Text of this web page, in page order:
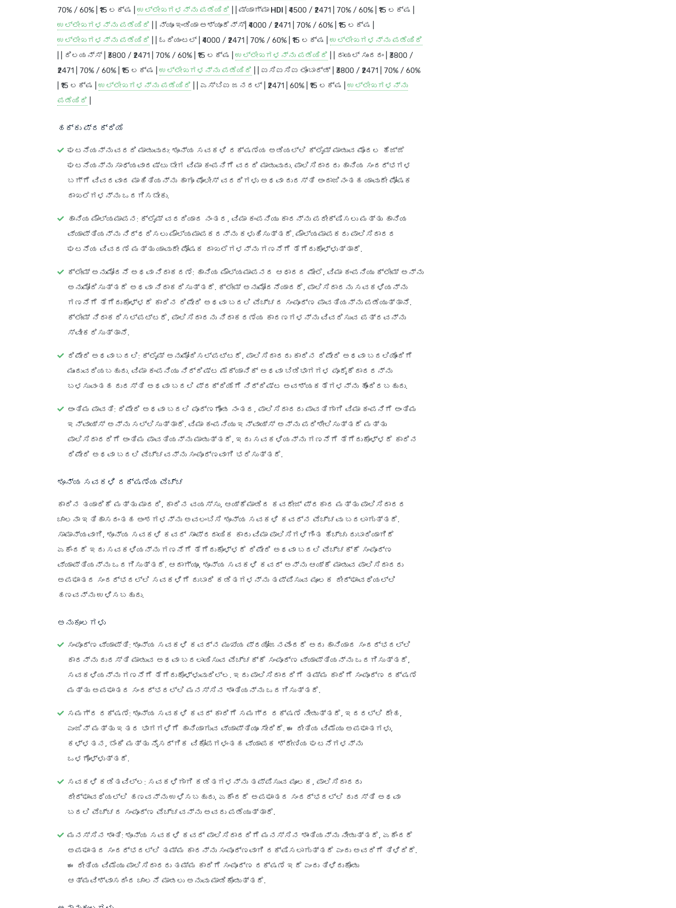
70% / 60% | ₹15 ಲಕ್ಷ | ಉಲ್ಲೇಖಗಳನ್ನು ಪಡೆಯಿರಿ ಮ್ಯಾಗ್ಮಾ HDI | ₹4500 / ₹2471 | 70% / 60% | ₹15 ಲಕ್ಷ |
ಉಲ್ಲೇಖಗಳನ್ನು ಪಡೆಯಿರಿ
ನ್ಯೂ ಇಂಡಿಯಾ ಅಶ್ಯೂರೆನ್ಸ್ | ₹4000 / ₹2471 | 70% / 60% | ₹15 ಲಕ್ಷ |
ಉಲ್ಲೇಖಗಳನ್ನು ಪಡೆಯಿರಿ
ಓರಿಯಂಟಲ್ | ₹4000 / ₹2471 | 70% / 60% | ₹15 ಲಕ್ಷ | ಉಲ್ಲೇಖಗಳನ್ನು ಪಡೆಯಿರಿ
ರಿಲಯನ್ಸ್ | ₹3800 / ₹2471 | 70% / 60% | ₹15 ಲಕ್ಷ | ಉಲ್ಲೇಖಗಳನ್ನು ಪಡೆಯಿರಿ ರಾಯಲ್ ಸುಂದರಂ | ₹3800 /
₹2471 | 70% / 60% | ₹15 ಲಕ್ಷ | ಉಲ್ಲೇಖಗಳನ್ನು ಪಡೆಯಿರಿ ಐಸಿಐಸಿಐ ಲೊಂಬಾರ್ಡ್ | ₹3800 / ₹2471 | 70% / 60%
| ₹15 ಲಕ್ಷ | ಉಲ್ಲೇಖಗಳನ್ನು ಪಡೆಯಿರಿ ಎಸ್‌ಬಿಐ ಜನರಲ್ | ₹2471 | 60% | ₹15 ಲಕ್ಷ | ಉಲ್ಲೇಖಗಳನ್ನು
ಪಡೆಯಿರಿ
ಹಕ್ಕು ಪ್ರಕ್ರಿಯೆ
ಘಟನೆಯನ್ನು ವರದಿ ಮಾಡುವುದು: ಶೂನ್ಯ ಸವಕಳಿ ರಕ್ಷಣೆಯ ಅಡಿಯಲ್ಲಿ ಕ್ಲೈಮ್ ಮಾಡುವ ಮೊದಲ ಹೆಜ್ಜೆ
ಘಟನೆಯನ್ನು ಸಾಧ್ಯವಾದಷ್ಟು ಬೇಗ ವಿಮಾ ಕಂಪನಿಗೆ ವರದಿ ಮಾಡುವುದು. ಪಾಲಿಸಿದಾರರು ಹಾನಿಯ ಸಂದರ್ಭಗಳ
ಬಗ್ಗೆ ವಿವರವಾದ ಮಾಹಿತಿಯನ್ನು ಹಾಗೂ ಪೊಲೀಸ್ ವರದಿಗಳು ಅಥವಾ ದುರಸ್ತಿ ಅಂದಾಜಿನಂತಹ ಯಾವುದೇ ಪೋಷಕ
ದಾಖಲೆಗಳನ್ನು ಒದಗಿಸಬೇಕು.
ಹಾನಿಯ ಮೌಲ್ಯಮಾಪನ: ಕ್ಲೈಮ್ ವರದಿಯಾದ ನಂತರ, ವಿಮಾ ಕಂಪನಿಯು ಕಾರನ್ನು ಪರೀಕ್ಷಿಸಲು ಮತ್ತು ಹಾನಿಯ
ವ್ಯಾಪ್ತಿಯನ್ನು ನಿರ್ಧರಿಸಲು ಮೌಲ್ಯಮಾಪಕರನ್ನು ಕಳುಹಿಸುತ್ತದೆ. ಮೌಲ್ಯಮಾಪಕರು ಪಾಲಿಸಿದಾರರ
ಘಟನೆಯ ವಿವರಣೆ ಮತ್ತು ಯಾವುದೇ ಪೋಷಕ ದಾಖಲೆಗಳನ್ನು ಗಣನೆಗೆ ತೆಗೆದುಕೊಳ್ಳುತ್ತಾರೆ.
ಕ್ಲೇಮ್ ಅನುಮೋದನೆ ಅಥವಾ ನಿರಾಕರಣೆ: ಹಾನಿಯ ಮೌಲ್ಯಮಾಪನದ ಆಧಾರದ ಮೇಲೆ, ವಿಮಾ ಕಂಪನಿಯು ಕ್ಲೇಮ್ ಅನ್ನು
ಅನುಮೋದಿಸುತ್ತದೆ ಅಥವಾ ನಿರಾಕರಿಸುತ್ತದೆ. ಕ್ಲೇಮ್ ಅನುಮೋದನೆಯಾದರೆ, ಪಾಲಿಸಿದಾರನು ಸವಕಳಿಯನ್ನು
ಗಣನೆಗೆ ತೆಗೆದುಕೊಳ್ಳದೆ ಕಾರಿನ ರಿಪೇರಿ ಅಥವಾ ಬದಲಿ ವೆಚ್ಚದ ಸಂಪೂರ್ಣ ಪಾವತಿಯನ್ನು ಪಡೆಯುತ್ತಾನೆ.
ಕ್ಲೇಮ್ ನಿರಾಕರಿಸಲ್ಪಟ್ಟರೆ, ಪಾಲಿಸಿದಾರನು ನಿರಾಕರಣೆಯ ಕಾರಣಗಳನ್ನು ವಿವರಿಸುವ ಪತ್ರವನ್ನು
ಸ್ವೀಕರಿಸುತ್ತಾನೆ.
ರಿಪೇರಿ ಅಥವಾ ಬದಲಿ: ಕ್ಲೈಮ್ ಅನುಮೋದಿಸಲ್ಪಟ್ಟರೆ, ಪಾಲಿಸಿದಾರರು ಕಾರಿನ ರಿಪೇರಿ ಅಥವಾ ಬದಲಿಯೊಂದಿಗೆ
ಮುಂದುವರಿಯಬಹುದು. ವಿಮಾ ಕಂಪನಿಯು ನಿರ್ದಿಷ್ಟ ಮೆಕ್ಯಾನಿಕ್ ಅಥವಾ ಬಿಡಿಭಾಗಗಳ ಪೂರೈಕೆದಾರರನ್ನು
ಬಳಸುವಂತಹ ದುರಸ್ತಿ ಅಥವಾ ಬದಲಿ ಪ್ರಕ್ರಿಯೆಗೆ ನಿರ್ದಿಷ್ಟ ಅವಶ್ಯಕತೆಗಳನ್ನು ಹೊಂದಿರಬಹುದು.
ಅಂತಿಮ ಪಾವತಿ: ರಿಪೇರಿ ಅಥವಾ ಬದಲಿ ಪೂರ್ಣಗೊಂಡ ನಂತರ, ಪಾಲಿಸಿದಾರರು ಪಾವತಿಗಾಗಿ ವಿಮಾ ಕಂಪನಿಗೆ ಅಂತಿಮ
ಇನ್‌ವಾಯ್ಸ್ ಅನ್ನು ಸಲ್ಲಿಸುತ್ತಾರೆ. ವಿಮಾ ಕಂಪನಿಯು ಇನ್‌ವಾಯ್ಸ್ ಅನ್ನು ಪರಿಶೀಲಿಸುತ್ತದೆ ಮತ್ತು
ಪಾಲಿಸಿದಾರರಿಗೆ ಅಂತಿಮ ಪಾವತಿಯನ್ನು ಮಾಡುತ್ತದೆ, ಇದು ಸವಕಳಿಯನ್ನು ಗಣನೆಗೆ ತೆಗೆದುಕೊಳ್ಳದೆ ಕಾರಿನ
ರಿಪೇರಿ ಅಥವಾ ಬದಲಿ ವೆಚ್ಚವನ್ನು ಸಂಪೂರ್ಣವಾಗಿ ಭರಿಸುತ್ತದೆ.
ಶೂನ್ಯ ಸವಕಳಿ ರಕ್ಷಣೆಯ ವೆಚ್ಚ
ಕಾರಿನ ತಯಾರಿಕೆ ಮತ್ತು ಮಾದರಿ, ಕಾರಿನ ವಯಸ್ಸು, ಆಯ್ಕೆಮಾಡಿದ ಕವರೇಜ್ ಪ್ರಕಾರ ಮತ್ತು ಪಾಲಿಸಿದಾರರ
ಚಾಲನಾ ಇತಿಹಾಸದಂತಹ ಅಂಶಗಳನ್ನು ಅವಲಂಬಿಸಿ ಶೂನ್ಯ ಸವಕಳಿ ಕವರ್‌ನ ವೆಚ್ಚವು ಬದಲಾಗುತ್ತದೆ.
ಸಾಮಾನ್ಯವಾಗಿ, ಶೂನ್ಯ ಸವಕಳಿ ಕವರ್ ಸಾಂಪ್ರದಾಯಿಕ ಕಾರು ವಿಮಾ ಪಾಲಿಸಿಗಳಿಗಿಂತ ಹೆಚ್ಚು ದುಬಾರಿಯಾಗಿದೆ
ಏಕೆಂದರೆ ಇದು ಸವಕಳಿಯನ್ನು ಗಣನೆಗೆ ತೆಗೆದುಕೊಳ್ಳದೆ ರಿಪೇರಿ ಅಥವಾ ಬದಲಿ ವೆಚ್ಚಕ್ಕೆ ಸಂಪೂರ್ಣ
ವ್ಯಾಪ್ತಿಯನ್ನು ಒದಗಿಸುತ್ತದೆ. ಆದಾಗ್ಯೂ, ಶೂನ್ಯ ಸವಕಳಿ ಕವರ್ ಅನ್ನು ಆಯ್ಕೆ ಮಾಡುವ ಪಾಲಿಸಿದಾರರು
ಅಪಘಾತದ ಸಂದರ್ಭದಲ್ಲಿ ಸವಕಳಿಗೆ ದುಬಾರಿ ಕಡಿತಗಳನ್ನು ತಪ್ಪಿಸುವ ಮೂಲಕ ದೀರ್ಘಾವಧಿಯಲ್ಲಿ
ಹಣವನ್ನು ಉಳಿಸಬಹುದು.
ಅನುಕೂಲಗಳು
ಸಂಪೂರ್ಣ ವ್ಯಾಪ್ತಿ: ಶೂನ್ಯ ಸವಕಳಿ ಕವರ್‌ನ ಮುಖ್ಯ ಪ್ರಯೋಜನವೆಂದರೆ ಅದು ಹಾನಿಯಾದ ಸಂದರ್ಭದಲ್ಲಿ
ಕಾರನ್ನು ದುರಸ್ತಿ ಮಾಡುವ ಅಥವಾ ಬದಲಾಯಿಸುವ ವೆಚ್ಚಕ್ಕೆ ಸಂಪೂರ್ಣ ವ್ಯಾಪ್ತಿಯನ್ನು ಒದಗಿಸುತ್ತದೆ,
ಸವಕಳಿಯನ್ನು ಗಣನೆಗೆ ತೆಗೆದುಕೊಳ್ಳುವುದಿಲ್ಲ. ಇದು ಪಾಲಿಸಿದಾರರಿಗೆ ತಮ್ಮ ಕಾರಿಗೆ ಸಂಪೂರ್ಣ ರಕ್ಷಣೆ
ಮತ್ತು ಅಪಘಾತದ ಸಂದರ್ಭದಲ್ಲಿ ಮನಸ್ಸಿನ ಶಾಂತಿಯನ್ನು ಒದಗಿಸುತ್ತದೆ.
ಸಮಗ್ರ ರಕ್ಷಣೆ: ಶೂನ್ಯ ಸವಕಳಿ ಕವರ್ ಕಾರಿಗೆ ಸಮಗ್ರ ರಕ್ಷಣೆ ನೀಡುತ್ತದೆ, ಇದರಲ್ಲಿ ದೇಹ,
ಎಂಜಿನ್ ಮತ್ತು ಇತರ ಭಾಗಗಳಿಗೆ ಹಾನಿಯಾಗುವ ವ್ಯಾಪ್ತಿಯೂ ಸೇರಿದೆ. ಈ ರೀತಿಯ ವಿಮೆಯು ಅಪಘಾತಗಳು,
ಕಳ್ಳತನ, ಬೆಂಕಿ ಮತ್ತು ನೈಸರ್ಗಿಕ ವಿಕೋಪಗಳಂತಹ ವ್ಯಾಪಕ ಶ್ರೇಣಿಯ ಘಟನೆಗಳನ್ನು
ಒಳಗೊಳ್ಳುತ್ತದೆ.
ಸವಕಳಿ ಕಡಿತವಿಲ್ಲ : ಸವಕಳಿಗಾಗಿ ಕಡಿತಗಳನ್ನು ತಪ್ಪಿಸುವ ಮೂಲಕ, ಪಾಲಿಸಿದಾರರು
ದೀರ್ಘಾವಧಿಯಲ್ಲಿ ಹಣವನ್ನು ಉಳಿಸಬಹುದು, ಏಕೆಂದರೆ ಅಪಘಾತದ ಸಂದರ್ಭದಲ್ಲಿ ದುರಸ್ತಿ ಅಥವಾ
ಬದಲಿ ವೆಚ್ಚದ ಸಂಪೂರ್ಣ ವೆಚ್ಚವನ್ನು ಅವರು ಪಡೆಯುತ್ತಾರೆ.
ಮನಸ್ಸಿನ ಶಾಂತಿ: ಶೂನ್ಯ ಸವಕಳಿ ಕವರ್ ಪಾಲಿಸಿದಾರರಿಗೆ ಮನಸ್ಸಿನ ಶಾಂತಿಯನ್ನು ನೀಡುತ್ತದೆ, ಏಕೆಂದರೆ
ಅಪಘಾತದ ಸಂದರ್ಭದಲ್ಲಿ ತಮ್ಮ ಕಾರನ್ನು ಸಂಪೂರ್ಣವಾಗಿ ರಕ್ಷಿಸಲಾಗುತ್ತದೆ ಎಂದು ಅವರಿಗೆ ತಿಳಿದಿದೆ.
ಈ ರೀತಿಯ ವಿಮೆಯು ಪಾಲಿಸಿದಾರರು ತಮ್ಮ ಕಾರಿಗೆ ಸಂಪೂರ್ಣ ರಕ್ಷಣೆ ಇದೆ ಎಂದು ತಿಳಿದುಕೊಂಡು
ಆತ್ಮವಿಶ್ವಾಸದಿಂದ ಚಾಲನೆ ಮಾಡಲು ಅನುವು ಮಾಡಿಕೊಡುತ್ತದೆ.